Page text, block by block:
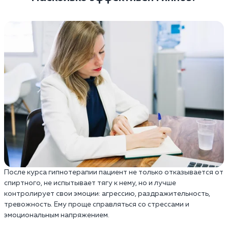
После курса гипнотерапии пациент не только отказывается от
спиртного, не испытывает тягу к нему, но и лучше
контролирует свои эмоции: агрессию, раздражительность,
тревожность. Ему проще справляться со стрессами и
эмоциональным напряжением.